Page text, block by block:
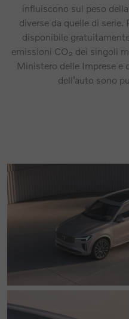
influiscono sul peso
diverse da quelle di
disponibile
emissioni CO₂ dei singoli
Ministero delle Imprese e
dell’auto sono